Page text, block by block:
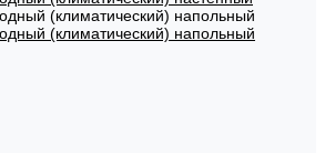
(климатический) напольный
(климатический) напольный